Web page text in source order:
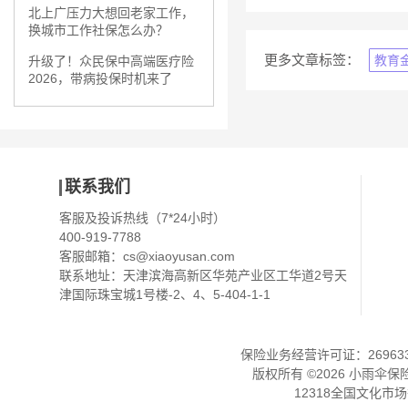
北上广压力大想回老家工作，
换城市工作社保怎么办？
升级了！众民保中高端医疗险
2026，带病投保时机来了
更多文章标签： 教育
联系我们
客服及投诉热线（7*24小时）
400-919-7788
客服邮箱： cs@xiaoyusan.com
联系地址：天津滨海高新区华苑产业区工华道2号天
津国际珠宝城1号楼-2、4、5-404-1-1
保险业务经营许可证：
版权所有 ©2026 小雨伞保
12318全国文化市